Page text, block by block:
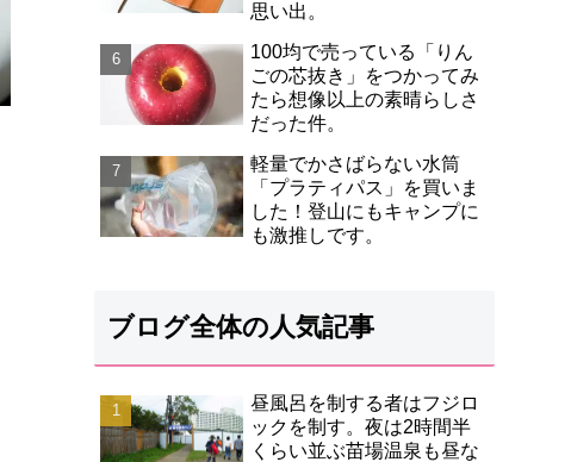
思い出。
100均で売っている「りん
ごの芯抜き」をつかってみ
たら想像以上の素晴らしさ
だった件。
軽量でかさばらない水筒
「プラティパス」を買いま
した！登山にもキャンプに
も激推しです。
ブログ全体の人気記事
昼風呂を制する者はフジロ
ックを制す。夜は2時間半
くらい並ぶ苗場温泉も昼な